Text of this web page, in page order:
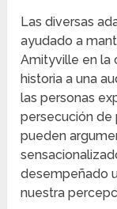
Las diversas
ayudado a
Amityville en la
historia a una
las personas
persecución de
pueden
desempeñado
nuestra